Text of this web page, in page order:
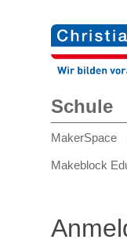
Schule
MakerSpace
Makeblock